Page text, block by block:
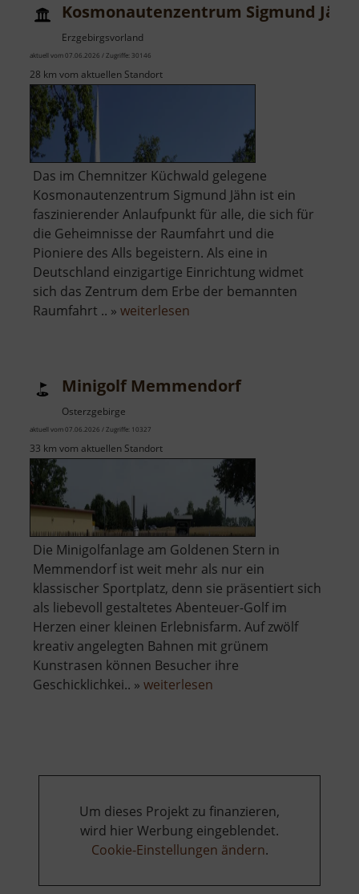
Kosmonautenzentrum Sigmund Jähn
Erzgebirgsvorland
aktuell vom 07.06.2026 / Zugriffe: 30146
28 km vom aktuellen Standort
Das im Chemnitzer Küchwald gelegene
Kosmonautenzentrum Sigmund Jähn ist ein
faszinierender Anlaufpunkt für alle, die sich für
die Geheimnisse der Raumfahrt und die
Pioniere des Alls begeistern. Als eine in
Deutschland einzigartige Einrichtung widmet
sich das Zentrum dem Erbe der bemannten
Raumfahrt .. » weiterlesen
Minigolf Memmendorf
Osterzgebirge
aktuell vom 07.06.2026 / Zugriffe: 10327
33 km vom aktuellen Standort
Die Minigolfanlage am Goldenen Stern in
Memmendorf ist weit mehr als nur ein
klassischer Sportplatz, denn sie präsentiert sich
als liebevoll gestaltetes Abenteuer-Golf im
Herzen einer kleinen Erlebnisfarm. Auf zwölf
kreativ angelegten Bahnen mit grünem
Kunstrasen können Besucher ihre
Geschicklichkei.. » weiterlesen
Um dieses Projekt zu finanzieren,
wird hier Werbung eingeblendet.
Cookie-Einstellungen ändern.